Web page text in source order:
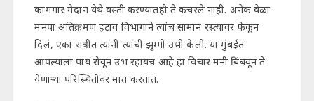
कामगार मैदान येथे वस्ती करण्यातही ते कचरले नाही. अनेक वेळा
मनपा अतिक्रमण हटाव विभागाने त्यांच सामान रस्त्यावर फेकून
दिलं, एका रात्रीत त्यांनी त्यांची झुग्गी उभी केली. या मुंबईत
आपल्याला पाय रोवून उभ रहायच आहे हा विचार मनी बिंबवून ते
येणाऱ्या परिस्थितीवर मात करतात.